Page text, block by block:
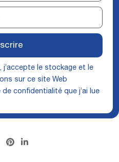
j’accepte le stockage et le
sur ce site Web
de confidentialité que j’ai lue